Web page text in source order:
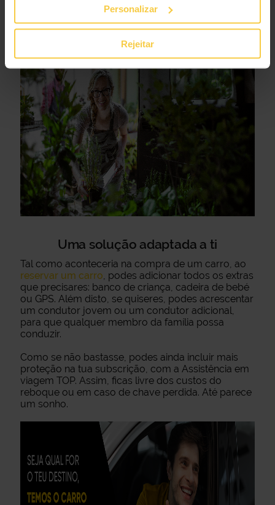
Personalizar
Rejeitar
Uma solução adaptada a ti
Tal como aconteceria na compra de um carro, ao
reservar um carro, podes adicionar todos os extras
que precisares: banco de criança, cadeira de bebé
ou GPS. Além disto, se quiseres, podes acrescentar
um condutor jovem ou um condutor adicional,
para que qualquer membro da família possa
conduzir.
Como se não bastasse, podes ainda incluir mais
proteção na tua subscrição, com a Assistência em
viagem TOP. Assim, ficas livre dos custos do
reboque ou em caso de chave perdida. Até parece
um sonho.